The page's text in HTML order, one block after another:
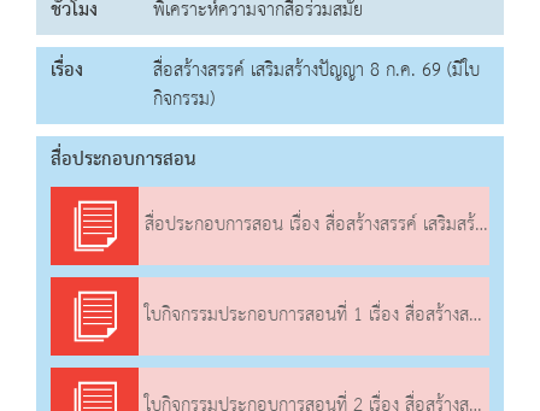
ชั่วโมง
พิเคราะห์ความจากสื่อร่วมสมัย
เรื่อง
สื่อสร้างสรรค์ เสริมสร้างปัญญา 8 ก.ค. 69 (มีใบ
กิจกรรม)
สื่อประกอบการสอน
สื่อประกอบการสอน เรื่อง สื่อสร้างสรรค์ เสริมสร้างปัญญา
ใบกิจกรรมประกอบการสอนที่ 1 เรื่อง สื่อสร้างสรรค์ เสริมสร้างปัญญา